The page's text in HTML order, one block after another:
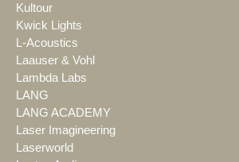
Kultour
Kwick Lights
L-Acoustics
Laauser & Vohl
Lambda Labs
LANG
LANG ACADEMY
Laser Imagineering
Laserworld